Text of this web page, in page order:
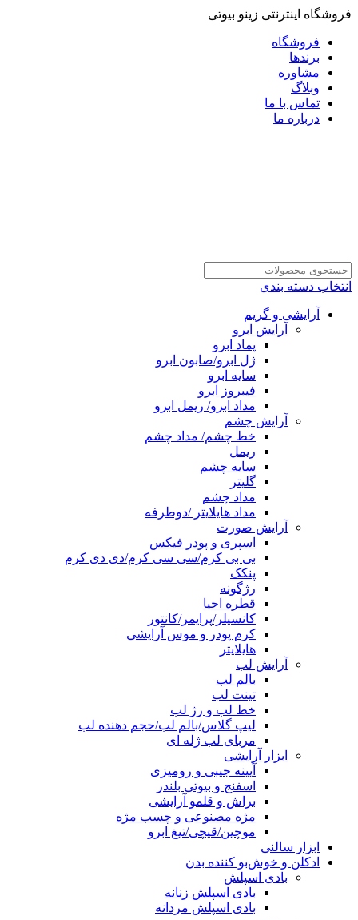
فروشگاه اینترنتی زینو بیوتی
فروشگاه
برندها
مشاوره
وبلاگ
تماس با ما
درباره ما
انتخاب دسته بندی
آرایشی و گریم
آرایش ابرو
پماد ابرو
ژل ابرو/صابون ابرو
سایه ابرو
فیبروز ابرو
مداد ابرو/ ریمل ابرو
آرایش چشم
خط چشم/ مداد چشم
ریمل
سایه چشم
گلیتر
مداد چشم
مداد هایلایتر /دوطرفه
آرایش صورت
اسپری و پودر فیکس
بی بی کرم/سی سی کرم/دی دی کرم
پنکک
رژگونه
قطره احیا
کانسیلر/پرایمر/کانتور
کرم پودر و موس آرایشی
هایلایتر
آرایش لب
بالم لب
تینت لب
خط لب و رژ لب
لیپ گلاس/بالم لب/حجم دهنده لب
مربای لب ژله ای
ابزار آرایشی
آیینه جیبی و رومیزی
اسفنج و بیوتی بلندر
براش و قلمو آرایشی
مژه مصنوعی و چسب مژه
موچین/قیچی/تیغ ابرو
ابزار سالنی
ادکلن و خوش‌بو کننده بدن
بادی اسپلش
بادی اسپلش زنانه
بادی اسپلش مردانه